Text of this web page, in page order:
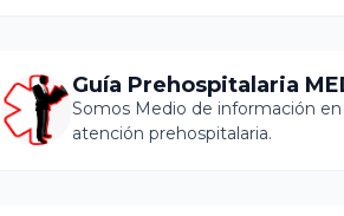
Guía Prehospitalaria
Somos Medio de información
atención prehospitalaria.